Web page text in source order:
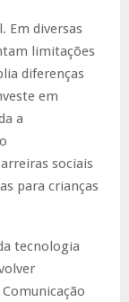
Em diversas
limitações
diferenças
em
a
sociais
para crianças
tecnologia